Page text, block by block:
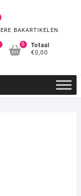
BAKARTIKELEN.
0
Totaal
€0,00